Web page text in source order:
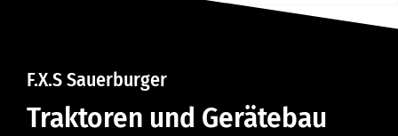
F.X.S Sauerburger
Traktoren und Gerätebau